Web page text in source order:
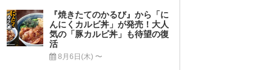
『焼きたてのかるび』から「に
んにくカルビ丼」が発売！大人
気の「豚カルビ丼」も待望の復
活
8月6日(木) 〜